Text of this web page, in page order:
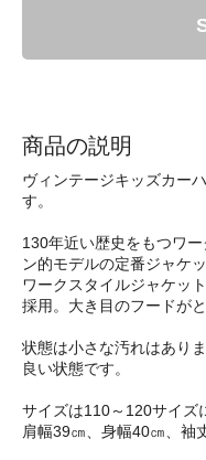
商品の説明
ヴィンテージキッズカー
す。
130年近い歴史をもつワ
ン的モデルの定番ジャケ
ワークスタイルジャケッ
採用。大き目のフードが
状態は小さな汚れはあり
良い状態です。
サイズは110～120サイズ
肩幅39㎝、身幅40㎝、袖